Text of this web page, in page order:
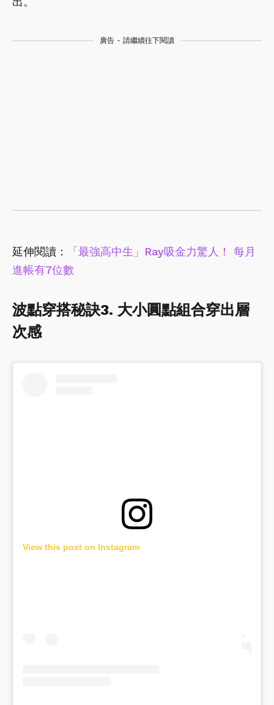
廣告 - 請繼續往下閱讀
延伸閱讀：
「最強高中生」Ray吸金力驚人！ 每月
進帳有7位數
波點穿搭秘訣3. 大小圓點組合穿出層
次感
View this post on Instagram